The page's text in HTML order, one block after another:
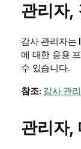
관리자,
감사 관리자는
에 대한 응용
수 있습니다.
참조: 감사 관
관리자,